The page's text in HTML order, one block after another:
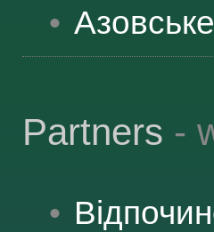
Partners -